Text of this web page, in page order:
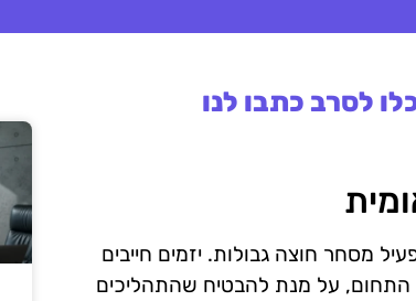
לסרב כתבו לנו
מסחר חוצה גבולות. יזמים חייבים
התחום, על מנת להבטיח שהתהליכים